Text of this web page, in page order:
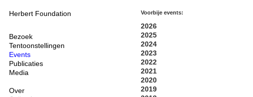
Herbert Foundation
Bezoek
Tentoonstellingen
Events
Publicaties
Media
Over
Voorbije events:
2026
2025
2024
2023
2022
2021
2020
2019